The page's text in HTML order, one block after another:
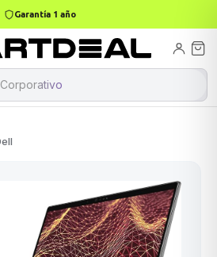
Garantía 1 año